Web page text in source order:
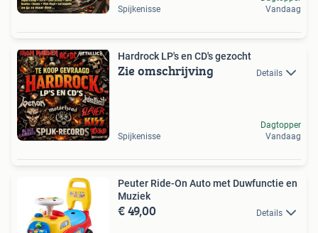
Spijkenisse
Vandaag
Hardrock LP's en CD's gezocht
Zie omschrijving Details
Spijkenisse
Dagtopper
Vandaag
Peuter Ride-On Auto met Duwfunctie en
Muziek
€ 49,00 Details